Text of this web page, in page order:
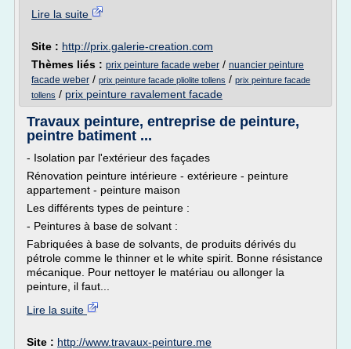
Lire la suite
Site : http://prix.galerie-creation.com
Thèmes liés : prix peinture facade weber / nuancier peinture
facade weber / prix peinture facade pliolite tollens / prix peinture facade
tollens / prix peinture ravalement facade
Travaux peinture, entreprise de peinture,
peintre batiment ...
- Isolation par l'extérieur des façades
Rénovation peinture intérieure - extérieure - peinture
appartement - peinture maison
Les différents types de peinture :
- Peintures à base de solvant :
Fabriquées à base de solvants, de produits dérivés du
pétrole comme le thinner et le white spirit. Bonne résistance
mécanique. Pour nettoyer le matériau ou allonger la
peinture, il faut...
Lire la suite
Site : http://www.travaux-peinture.me